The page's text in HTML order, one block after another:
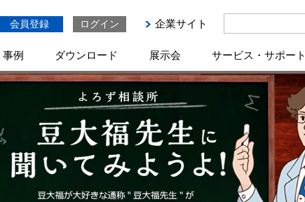
会員登録 ログイン 企業サイト
事例 ダウンロード 展示会 サービス・サポート